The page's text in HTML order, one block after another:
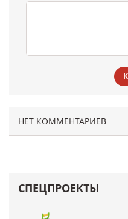
НЕТ КОММЕНТАРИЕВ
СПЕЦПРОЕКТЫ